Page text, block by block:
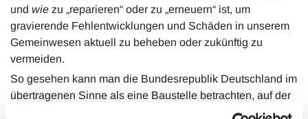
und wie zu „reparieren“ oder zu „erneuern“ ist, um
gravierende Fehlentwicklungen und Schäden in unserem
Gemeinwesen aktuell zu beheben oder zukünftig zu
vermeiden.
So gesehen kann man die Bundesrepublik Deutschland im
übertragenen Sinne als eine Baustelle betrachten, auf der
es viel zu tun gibt. In unserer Seminarreihe wollen wir